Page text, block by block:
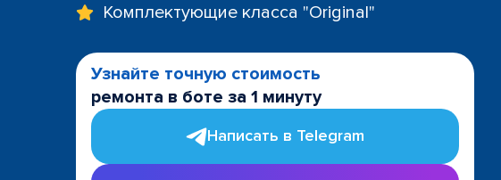
Комплектующие класса "Original"
Узнайте точную стоимость
ремонта в боте за 1 минуту
Написать в Telegram